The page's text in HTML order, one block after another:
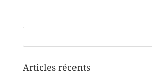
Articles récents